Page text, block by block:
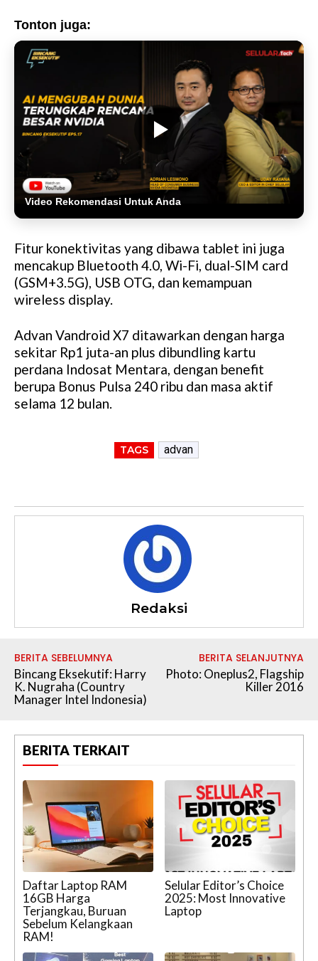
Tonton juga:
Video Rekomendasi Untuk Anda
Fitur konektivitas yang dibawa tablet ini juga
mencakup Bluetooth 4.0, Wi-Fi, dual-SIM card
(GSM+3.5G), USB OTG, dan kemampuan
wireless display.
Advan Vandroid X7 ditawarkan dengan harga
sekitar Rp1 juta-an plus dibundling kartu
perdana Indosat Mentara, dengan benefit
berupa Bonus Pulsa 240 ribu dan masa aktif
selama 12 bulan.
TAGS advan
Redaksi
BERITA SEBELUMNYA
Bincang Eksekutif: Harry
K. Nugraha (Country
Manager Intel Indonesia)
BERITA SELANJUTNYA
Photo: Oneplus2, Flagship
Killer 2016
BERITA TERKAIT
Daftar Laptop RAM
16GB Harga
Terjangkau, Buruan
Sebelum Kelangkaan
RAM!
Selular Editor’s Choice
2025: Most Innovative
Laptop